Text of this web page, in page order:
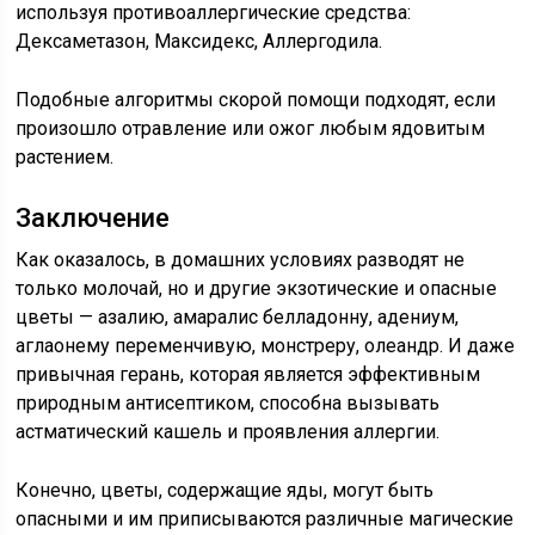
используя противоаллергические средства:
Дексаметазон, Максидекс, Аллергодила.
Подобные алгоритмы скорой помощи подходят, если
произошло отравление или ожог любым ядовитым
растением.
Заключение
Как оказалось, в домашних условиях разводят не
только молочай, но и другие экзотические и опасные
цветы — азалию, амаралис белладонну, адениум,
аглаонему переменчивую, монстреру, олеандр. И даже
привычная герань, которая является эффективным
природным антисептиком, способна вызывать
астматический кашель и проявления аллергии.
Конечно, цветы, содержащие яды, могут быть
опасными и им приписываются различные магические